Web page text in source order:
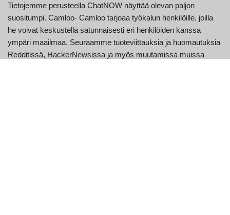
Tietojemme perusteella ChatNOW näyttää olevan paljon
suositumpi. Camloo- Camloo tarjoaa työkalun henkilöille, joilla
he voivat keskustella satunnaisesti eri henkilöiden kanssa
ympäri maailmaa. Seuraamme tuoteviittauksia ja huomautuksia
Redditissä, HackerNewsissa ja myös muutamissa muissa